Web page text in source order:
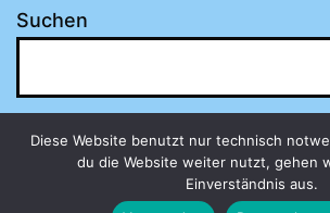
Suchen
Diese Website benutzt nur technisch
du die Website weiter nutzt, gehen
Einverständnis aus.